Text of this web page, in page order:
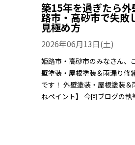
築15年を過ぎたら
路市・高砂市で失敗
見極め方
2026年06月13日(土)
姫路市・高砂市のみなさん、
壁塗装・屋根塗装＆雨漏り修
です！ 外壁塗装・屋根塗装
ねペイント】 今回ブログの執